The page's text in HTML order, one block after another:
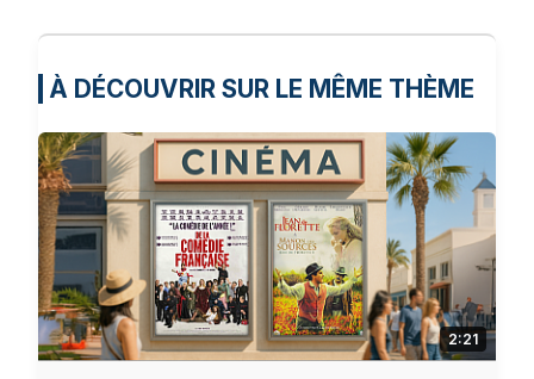
À DÉCOUVRIR SUR LE MÊME THÈME
2:21